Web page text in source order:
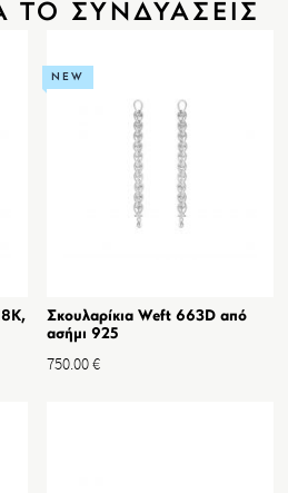
ΤΟ ΣΥΝΔΥΑΣΕΙΣ
NEW
Σκουλαρίκια Weft 663D από
ασήμι 925
750.00€